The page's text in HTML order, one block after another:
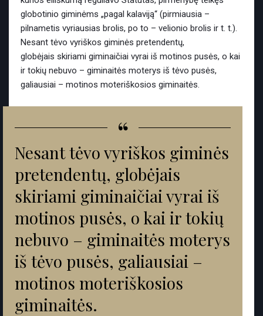
globotinio giminėms „pagal kalaviją“ (pirmiausia –
pilnametis vyriausias brolis, po to – velionio brolis ir t. t.).
Nesant tėvo vyriškos giminės pretendentų,
globėjais skiriami giminaičiai vyrai iš motinos pusės, o kai
ir tokių nebuvo – giminaitės moterys iš tėvo pusės,
galiausiai – motinos moteriškosios giminaitės.
“
Nesant tėvo vyriškos giminės
pretendentų, globėjais
skiriami giminaičiai vyrai iš
motinos pusės, o kai ir tokių
nebuvo – giminaitės moterys
iš tėvo pusės, galiausiai –
motinos moteriškosios
giminaitės.